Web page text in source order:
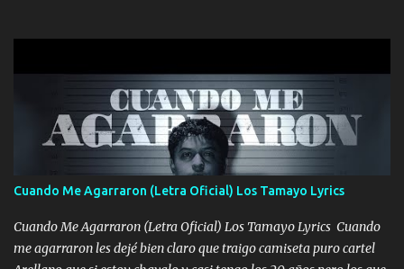
pero eso ya no va a pasar me perderé en la soledad Porque me
mirabas bonito si yo no fui el final feliz el final fue triste pa mí Y
duele no tenerte aquí sabiendo que moría por ti yo y la luna
cantamos y por ti nos embriagamos Quién sabe qué será de mí si
contigo fui muy feliz a lo mejor no lloró pero muy en el fondo te
adoro
Cuando Me Agarraron (Letra Oficial) Los Tamayo Lyrics
Cuando Me Agarraron (Letra Oficial) Los Tamayo Lyrics Cuando
me agarraron les dejé bien claro que traigo camiseta puro cartel